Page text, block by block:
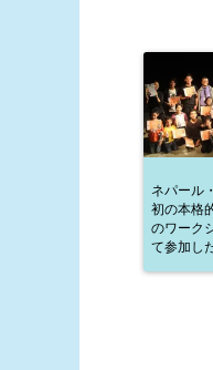
ネパール
初の本格
のワーク
て参加し